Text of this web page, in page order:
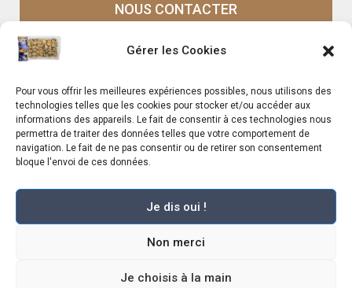
Gérer les Cookies
Pour vous offrir les meilleures expériences possibles, nous utilisons des
technologies telles que les cookies pour stocker et/ou accéder aux
informations des appareils. Le fait de consentir à ces technologies nous
permettra de traiter des données telles que votre comportement de
navigation. Le fait de ne pas consentir ou de retirer son consentement
bloque l'envoi de ces données.
Je dis oui !
Non merci
Je choisis à la main
NOUS CONTACTER
Rappels produits
Le Mag
Mentions légales –
Vente